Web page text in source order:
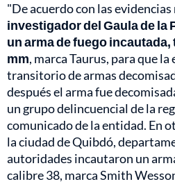
"De acuerdo con las
investigador del Gaula de la
un arma de fuego
mm, marca Taurus, para que
transitorio de armas
después el arma fue
un grupo delincuencial de la
comunicado de la entidad. En
la ciudad de Quibdó,
autoridades incautaron un
calibre 38, marca Smith